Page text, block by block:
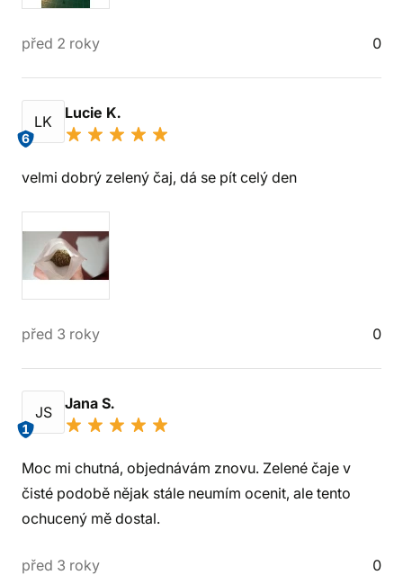
před 2 roky 0
LK
6
Lucie K.
velmi dobrý zelený čaj, dá se pít celý den
před 3 roky 0
JS
1
Jana S.
Moc mi chutná, objednávám znovu. Zelené čaje v
čisté podobě nějak stále neumím ocenit, ale tento
ochucený mě dostal.
před 3 roky 0